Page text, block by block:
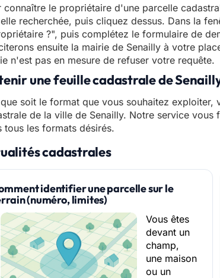
connaître le propriétaire d'une parcelle
recherchée, puis cliquez dessus. Dans la
?", puis complétez le formulaire de
ensuite la mairie de Senailly à votre
n'est pas en mesure de refuser votre requête.
une feuille cadastrale de
soit le format que vous souhaitez
de la ville de Senailly. Notre service
tous les formats désirés.
cadastrales
identifier une parcelle sur le
(numéro, limites)
Vous êtes
devant un
champ,
une maison
ou un